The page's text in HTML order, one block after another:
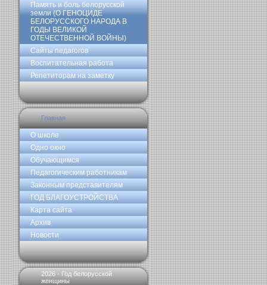
Память и боль белорусской
земли (О ГЕНОЦИДЕ
БЕЛОРУССКОГО НАРОДА В
ГОДЫ ВЕЛИКОЙ
ОТЕЧЕСТВЕННОЙ ВОЙНЫ)
Сайты педагогов
Воспитательная работа
Репетиторам на заметку
Главная
О школе
Одно окно
Обучающимся
Педагогическим работникам
Законным представителям
ГОД БЛАГОУСТРОЙСТВА
Карта сайта
Архив
Новости
2026 - Год белорусской
женщины